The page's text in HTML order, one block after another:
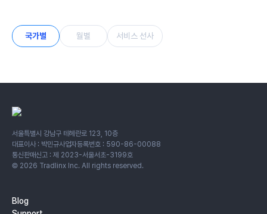
국가별 월별 서비스 선사
서울특별시 강남구 테헤란로 123, 10층
대표이사 : 박민규사업자등록번호 : 590-86-00088
통신판매신고 : 제 2023-서울서초-3199호
© 2026 Tradlinx Inc. All rights reserved.
Blog